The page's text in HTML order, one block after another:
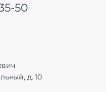
50
д. 10